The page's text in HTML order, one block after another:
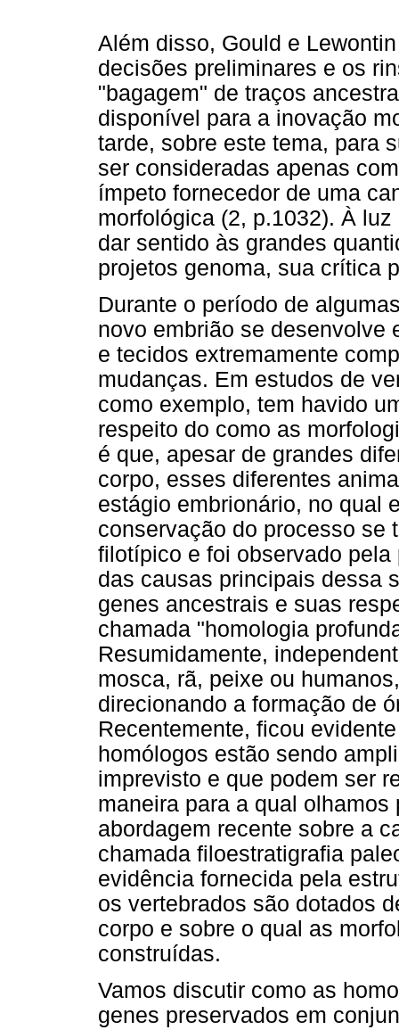
Além disso, Gould e
decisões preliminares e os
"bagagem" de traços
disponível para a inovação
tarde, sobre este tema, para
ser consideradas apenas
ímpeto fornecedor de uma
morfológica (2, p.1032). À
dar sentido às grandes
projetos genoma, sua crítica
Durante o período de
novo embrião se desenvolve
e tecidos extremamente
mudanças. Em estudos de
como exemplo, tem havido
respeito do como as
é que, apesar de grandes
corpo, esses diferentes
estágio embrionário, no qual
conservação do processo se
filotípico e foi observado
das causas principais dessa
genes ancestrais e suas
chamada "homologia
Resumidamente,
mosca, rã, peixe ou
direcionando a formação de
Recentemente, ficou
homólogos estão sendo
imprevisto e que podem ser
maneira para a qual
abordagem recente sobre a
chamada filoestratigrafia
evidência fornecida pela
os vertebrados são dotados
corpo e sobre o qual as
construídas.
Vamos discutir como as
genes preservados em